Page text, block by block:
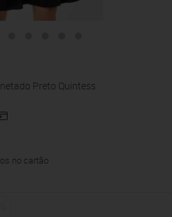
Preto Quintess
no cartão